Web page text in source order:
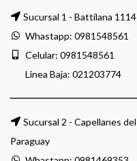
Sucursal 1 - Battilana
Whastapp: 0981548561
Celular: 0981548561
Linea Baja: 021203774
Sucursal 2 - Capellanes
Paraguay